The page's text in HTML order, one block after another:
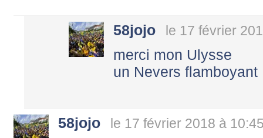
58jojo le 17 février
merci mon Ulysse
un Nevers flamboyant
58jojo le 17 février 2018 à